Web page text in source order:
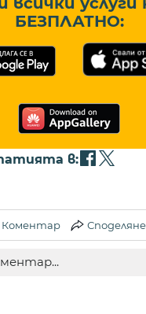
БЕЗПЛАТНО:
в:
Коментар Споделяне